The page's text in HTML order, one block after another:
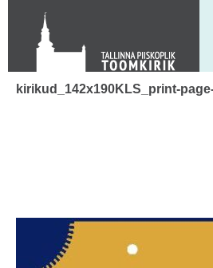
KONTAKT
Toom-Kooli 6, 10130 TALLINN
tallinna.toom@eelk.ee
kirikud_142x190KLS_print-